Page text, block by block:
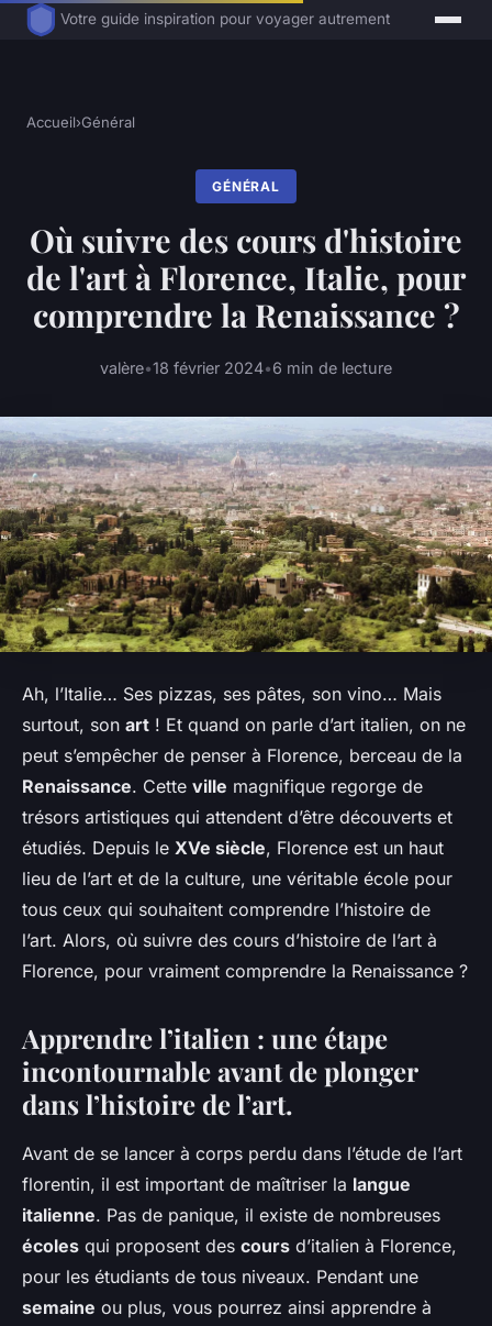
Votre guide inspiration pour voyager autrement
Accueil›Général
GÉNÉRAL
Où suivre des cours d'histoire
de l'art à Florence, Italie, pour
comprendre la Renaissance ?
valère•18 février 2024•6 min de lecture
Ah, l’Italie… Ses pizzas, ses pâtes, son vino… Mais
surtout, son art ! Et quand on parle d’art italien, on ne
peut s’empêcher de penser à Florence, berceau de la
Renaissance. Cette ville magnifique regorge de
trésors artistiques qui attendent d’être découverts et
étudiés. Depuis le XVe siècle, Florence est un haut
lieu de l’art et de la culture, une véritable école pour
tous ceux qui souhaitent comprendre l’histoire de
l’art. Alors, où suivre des cours d’histoire de l’art à
Florence, pour vraiment comprendre la Renaissance ?
Apprendre l’italien : une étape
incontournable avant de plonger
dans l’histoire de l’art.
Avant de se lancer à corps perdu dans l’étude de l’art
florentin, il est important de maîtriser la langue
italienne. Pas de panique, il existe de nombreuses
écoles qui proposent des cours d’italien à Florence,
pour les étudiants de tous niveaux. Pendant une
semaine ou plus, vous pourrez ainsi apprendre à